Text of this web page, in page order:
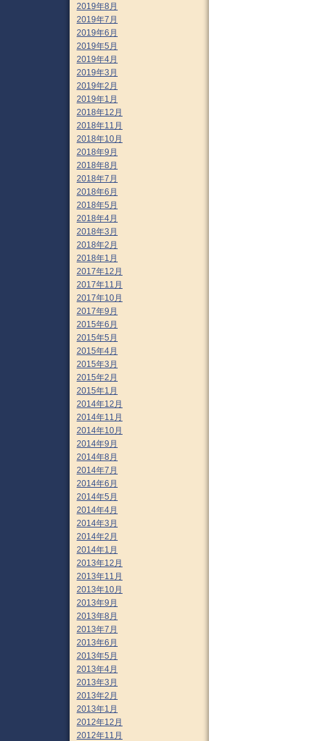
2019年8月
2019年7月
2019年6月
2019年5月
2019年4月
2019年3月
2019年2月
2019年1月
2018年12月
2018年11月
2018年10月
2018年9月
2018年8月
2018年7月
2018年6月
2018年5月
2018年4月
2018年3月
2018年2月
2018年1月
2017年12月
2017年11月
2017年10月
2017年9月
2015年6月
2015年5月
2015年4月
2015年3月
2015年2月
2015年1月
2014年12月
2014年11月
2014年10月
2014年9月
2014年8月
2014年7月
2014年6月
2014年5月
2014年4月
2014年3月
2014年2月
2014年1月
2013年12月
2013年11月
2013年10月
2013年9月
2013年8月
2013年7月
2013年6月
2013年5月
2013年4月
2013年3月
2013年2月
2013年1月
2012年12月
2012年11月